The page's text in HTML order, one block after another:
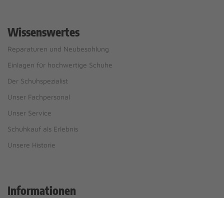
Wissenswertes
Reparaturen und Neubesohlung
Einlagen für hochwertige Schuhe
Der Schuhspezialist
Unser Fachpersonal
Unser Service
Schuhkauf als Erlebnis
Unsere Historie
Informationen